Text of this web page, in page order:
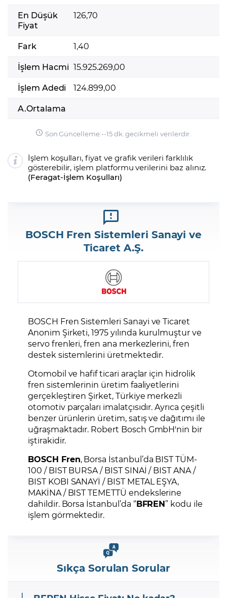
En Düşük
Fiyat
126,70
Fark
1,40
İşlem Hacmi 15.925.269,00
İşlem Adedi
124.899,00
A.Ortalama
Son Güncelleme:--15 dk. gecikmeli verilerdir.
İşlem koşulları, fiyat ve grafik verileri farklılık
gösterebilir, işlem platformu verilerini baz alınız.
(Feragat-İşlem Koşulları)
BOSCH Fren Sistemleri Sanayi ve
Ticaret A.Ş.
BOSCH Fren Sistemleri Sanayi ve Ticaret
Anonim Şirketi, 1975 yılında kurulmuştur ve
servo frenleri, fren ana merkezlerini, fren
destek sistemlerini üretmektedir.
Otomobil ve hafif ticari araçlar için hidrolik
fren sistemlerinin üretim faaliyetlerini
gerçekleştiren Şirket, Türkiye merkezli
otomotiv parçaları imalatçısıdır. Ayrıca çeşitli
benzer ürünlerin üretim, satış ve dağıtımı ile
uğraşmaktadır. Robert Bosch GmbH'nin bir
iştirakidir.
BOSCH Fren, Borsa İstanbul’da BIST TÜM-
100 / BIST BURSA / BIST SINAİ / BIST ANA /
BIST KOBI SANAYİ / BIST METAL EŞYA,
MAKİNA / BIST TEMETTÜ endekslerine
dahildir. Borsa İstanbul’da “BFREN” kodu ile
işlem görmektedir.
Sıkça Sorulan Sorular